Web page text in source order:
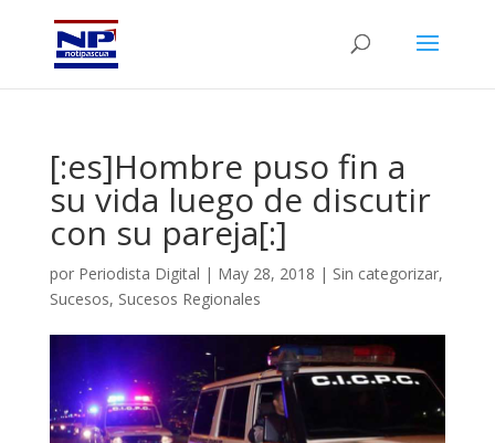
[:es]Hombre puso fin a
su vida luego de discutir
con su pareja[:]
por Periodista Digital | May 28, 2018 | Sin categorizar,
Sucesos, Sucesos Regionales